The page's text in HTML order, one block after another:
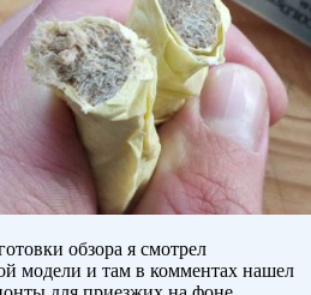
обзора я смотрел
модели и там в комментах нашел